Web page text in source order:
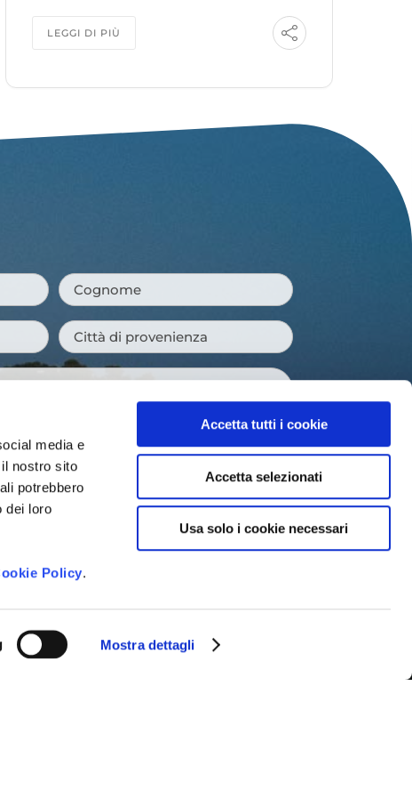
media e
nostro sito
potrebbero
dei loro
Policy.
Mostra dettagli
Accetta tutti i cookie
Accetta selezionati
Usa solo i cookie necessari
LEGGI DI PIÙ
Cognome *
Città
di
provenienza*
newsletter e ricevere le novità della
Policy*